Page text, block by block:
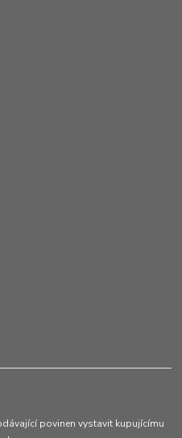
povinen vystavit kupujícímu